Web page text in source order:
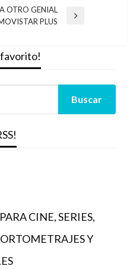
OTRO GENIAL
PLUS
CINE, SERIES,
Y